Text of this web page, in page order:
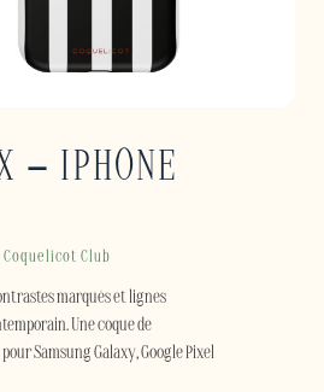
– IPHONE
Club
marqués et lignes
Une coque de
Samsung Galaxy, Google Pixel